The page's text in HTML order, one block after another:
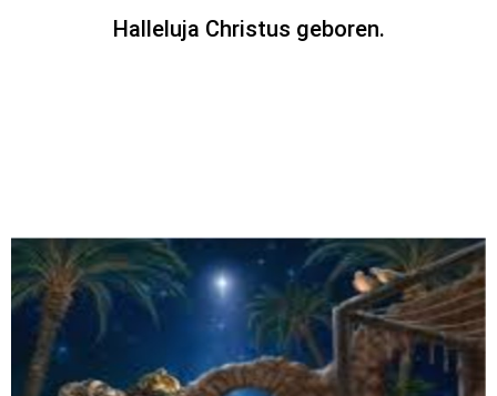
Halleluja Christus geboren.